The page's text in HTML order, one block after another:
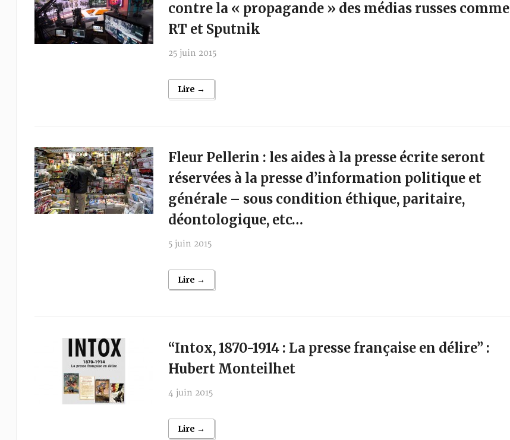
contre la « propagande » des médias russes comme
RT et Sputnik
25 juin 2015
Lire →
Fleur Pellerin : les aides à la presse écrite seront
réservées à la presse d’information politique et
générale – sous condition éthique, paritaire,
déontologique, etc…
5 juin 2015
Lire →
“Intox, 1870-1914 : La presse française en délire” :
Hubert Monteilhet
4 juin 2015
Lire →